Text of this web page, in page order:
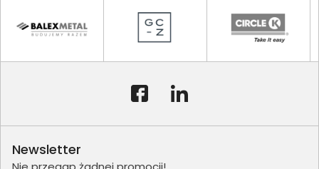
Newsletter